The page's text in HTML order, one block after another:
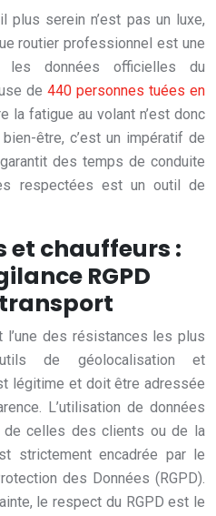
plus serein n’est pas un luxe,
routier professionnel est une
les données officielles du
de 440 personnes tuées en
la fatigue au volant n’est donc
être, c’est un impératif de
des temps de conduite
respectées est un outil de
et chauffeurs :
RGPD
l’une des résistances les plus
de géolocalisation et
légitime et doit être adressée
L’utilisation de données
de celles des clients ou de la
strictement encadrée par le
des Données (RGPD).
le respect du RGPD est le